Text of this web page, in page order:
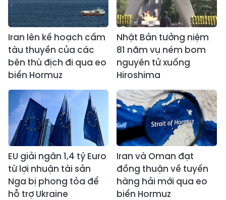
Iran lên kế hoạch cấm
tàu thuyền của các
bên thù địch đi qua eo
biển Hormuz
Nhật Bản tưởng niệm
81 năm vụ ném bom
nguyên tử xuống
Hiroshima
EU giải ngân 1,4 tỷ Euro
từ lợi nhuận tài sản
Nga bị phong tỏa để
hỗ trợ Ukraine
Iran và Oman đạt
đồng thuận về tuyến
hàng hải mới qua eo
biển Hormuz